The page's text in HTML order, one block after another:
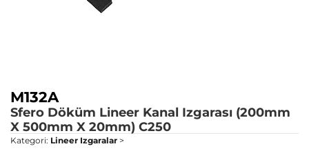
M132A
Sfero Döküm Lineer Kanal Izgarası (200mm
X 500mm X 20mm) C250
Kategori: Lineer Izgaralar >